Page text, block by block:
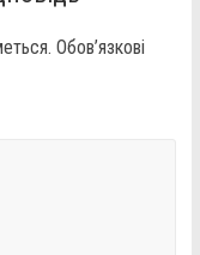
Обов’язкові